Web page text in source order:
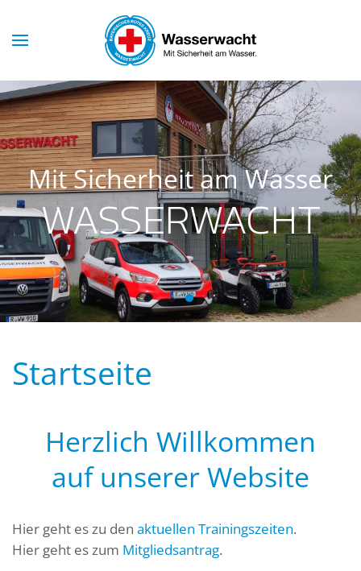
Mit Sicherheit am Wasser
WASSERWACHT
Wasserwacht Neutraubling
Wasserwacht
Startseite
Herzlich Willkommen
auf unserer Website
Hier geht es zu den aktuellen Trainingszeiten.
Hier geht es zum Mitgliedsantrag.